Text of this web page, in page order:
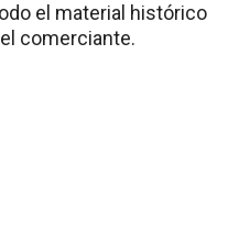
el material histórico
comerciante.